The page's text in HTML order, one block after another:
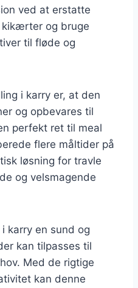
ved at erstatte
kikærter og bruge
til fløde og
i karry er, at den
og opbevares til
perfekt ret til meal
flere måltider på
løsning for travle
og velsmagende
karry en sund og
kan tilpasses til
Med de rigtige
kan denne